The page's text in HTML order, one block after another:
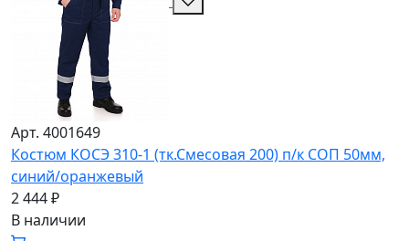
Арт. 4001649
Костюм КОСЭ 310-1 (тк.Смесовая 200) п/к СОП 50мм,
синий/оранжевый
2 444 ₽
В наличии